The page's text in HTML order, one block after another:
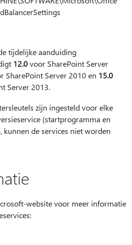
tijdelijke aanduiding
12.0voor SharePoint Server
SharePoint Server 2010 en 15.0
Server 2013.
zijn ingesteld voor elke
(startprogramma en
kunnen de services niet worden
website voor meer informatie